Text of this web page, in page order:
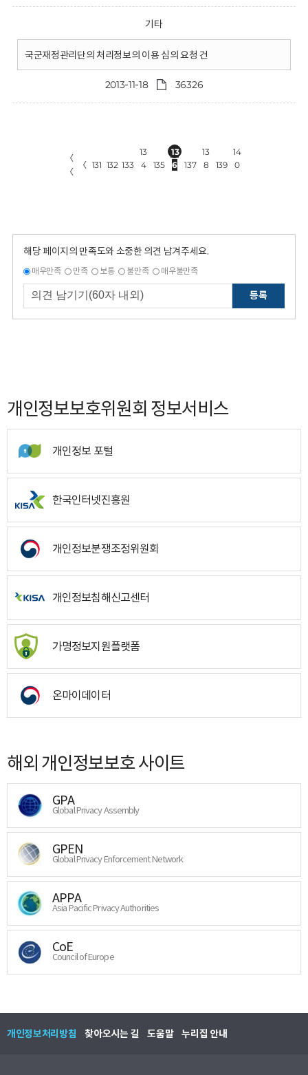
기타
국군재정관리단의 처리정보의 이용 심의 요청 건
2013-11-18 36326
〈
〈
〈 131 132 133
13
4
135
13
6
137
13
8
139
14
0
해당 페이지의 만족도와 소중한 의견 남겨주세요.
매우만족 만족 보통 불만족 매우불만족
등록
개인정보보호위원회 정보서비스
개인정보 포털
한국인터넷진흥원
개인정보분쟁조정위원회
개인정보침해신고센터
가명정보지원플랫폼
온마이데이터
해외 개인정보보호 사이트
GPA
Global Privacy Assembly
GPEN
Global Privacy Enforcement Network
APPA
Asia Pacific Privacy Authorities
CoE
Council of Europe
개인정보처리방침 찾아오시는 길 도움말 누리집 안내